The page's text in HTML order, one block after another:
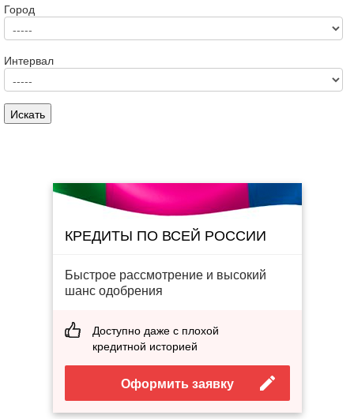
Город
Интервал
КРЕДИТЫ ПО ВСЕЙ РОССИИ
Быстрое рассмотрение и высокий
шанс одобрения
Доступно даже с плохой
кредитной историей
Оформить заявку